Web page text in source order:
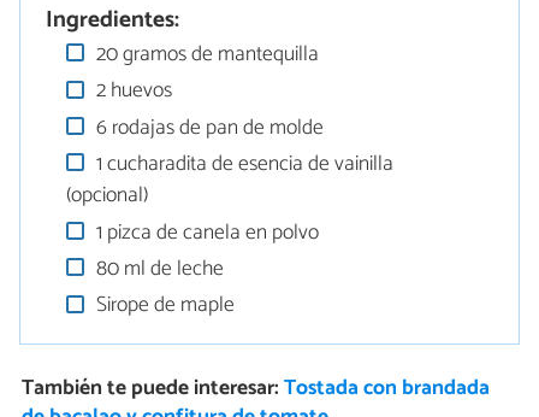
Ingredientes:
20 gramos de mantequilla
2 huevos
6 rodajas de pan de molde
1 cucharadita de esencia de vainilla
(opcional)
1 pizca de canela en polvo
80 ml de leche
Sirope de maple
También te puede interesar:Tostada con brandada